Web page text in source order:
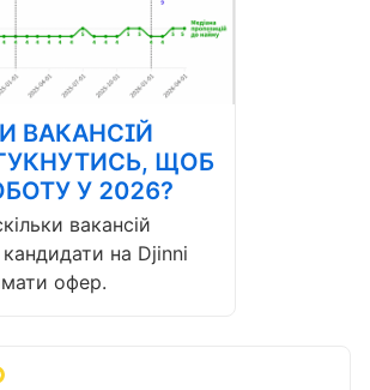
ВАКАНСІЙ
ЩОБ
У 2026?
вакансій
кандидати на Djinni
офер.